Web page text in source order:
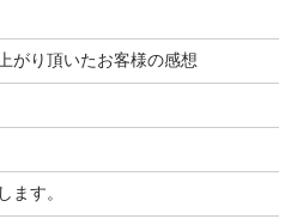
がり頂いたお客様の感想
ます。